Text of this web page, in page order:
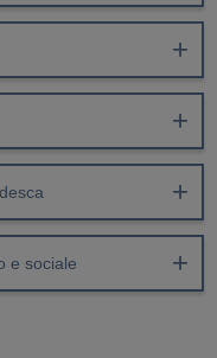
e sociale